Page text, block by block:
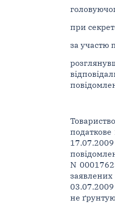
при
за участю
N
не